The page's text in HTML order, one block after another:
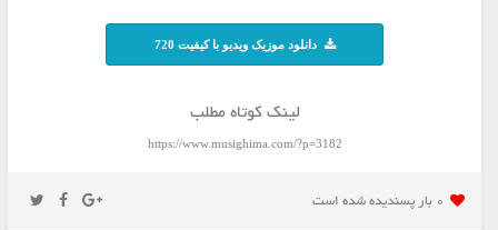
دانلود موزیک ویدیو با کیفیت 720
لینک کوتاه مطلب
https://www.musighima.com/?p=3182
0 بار پسنديده شده است